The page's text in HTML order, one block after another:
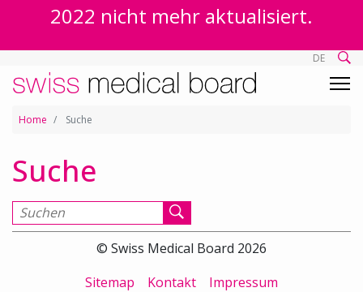
2022 nicht mehr aktualisiert.
DE
Home Suche
Suche
Suchen nach
© Swiss Medical Board 2026
Sitemap
Kontakt Impressum